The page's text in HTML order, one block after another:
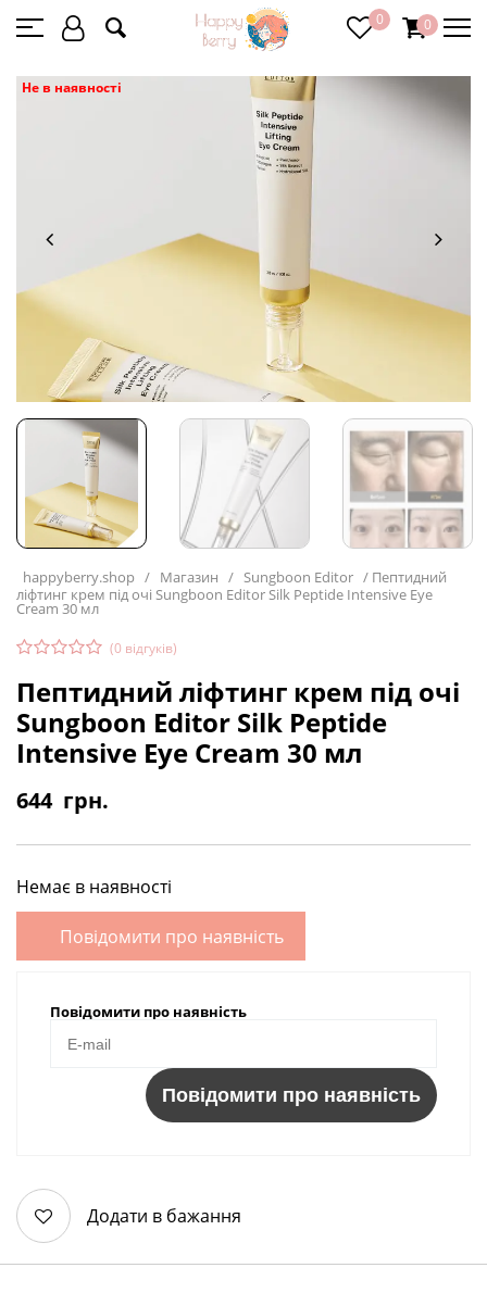
0 0
Не в наявності
happyberry.shop / Магазин / Sungboon Editor / Пептидний
ліфтинг крем під очі Sungboon Editor Silk Peptide Intensive Eye
Cream 30 мл
(0 відгуків)
Пептидний ліфтинг крем під очі
Sungboon Editor Silk Peptide
Intensive Eye Cream 30 мл
644 грн.
Немає в наявності
Повідомити про наявність
Повідомити про наявність
Повідомити про наявність
Додати в бажання